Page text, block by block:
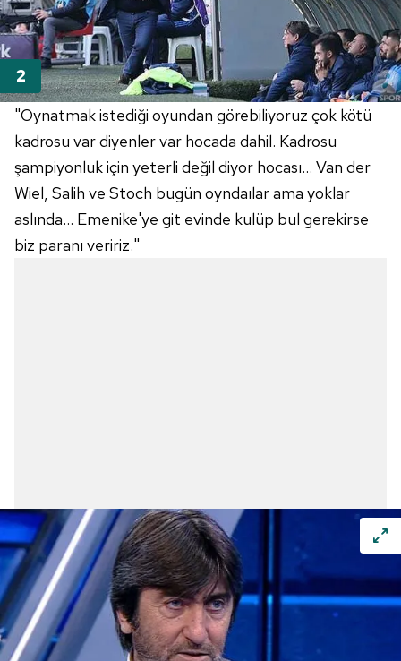
"Oynatmak istediği oyundan görebiliyoruz çok kötü
kadrosu var diyenler var hocada dahil. Kadrosu
şampiyonluk için yeterli değil diyor hocası... Van der
Wiel, Salih ve Stoch bugün oyndaılar ama yoklar
aslında... Emenike'ye git evinde kulüp bul gerekirse
biz paranı veririz."